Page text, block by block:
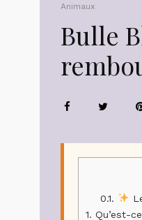
Animaux
Bulle
0.1.
1. Qu’est-